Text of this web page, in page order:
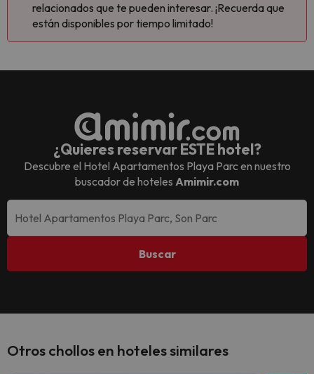
relacionados que te pueden interesar. ¡Recuerda que
están disponibles por tiempo limitado!
¿Quieres reservar ESTE hotel?
Descubre el Hotel Apartamentos Playa Parcen nuestro
buscador de hoteles Amimir.com
Buscar
Otros chollos en hoteles similares